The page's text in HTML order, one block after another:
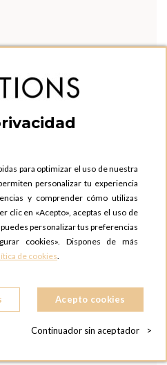
para optimizar el uso de nuestra
personalizar tu experiencia
y comprender cómo utilizas
clic en «Acepto», aceptas el uso de
personalizar tus preferencias
cookies». Dispones de más
de cookies.
Acepto cookies
Continuador sin aceptador >